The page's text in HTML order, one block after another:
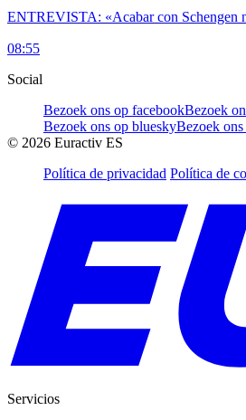
ENTREVISTA: «Acabar con Schengen
08:55
Social
Bezoek ons op facebookBezoek
Bezoek ons op blueskyBezoek
© 2026 Euractiv ES
Política de privacidad Política de
Servicios